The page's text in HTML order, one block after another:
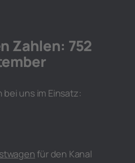
Zahlen: 752
bei uns im Einsatz:
für den Kanal